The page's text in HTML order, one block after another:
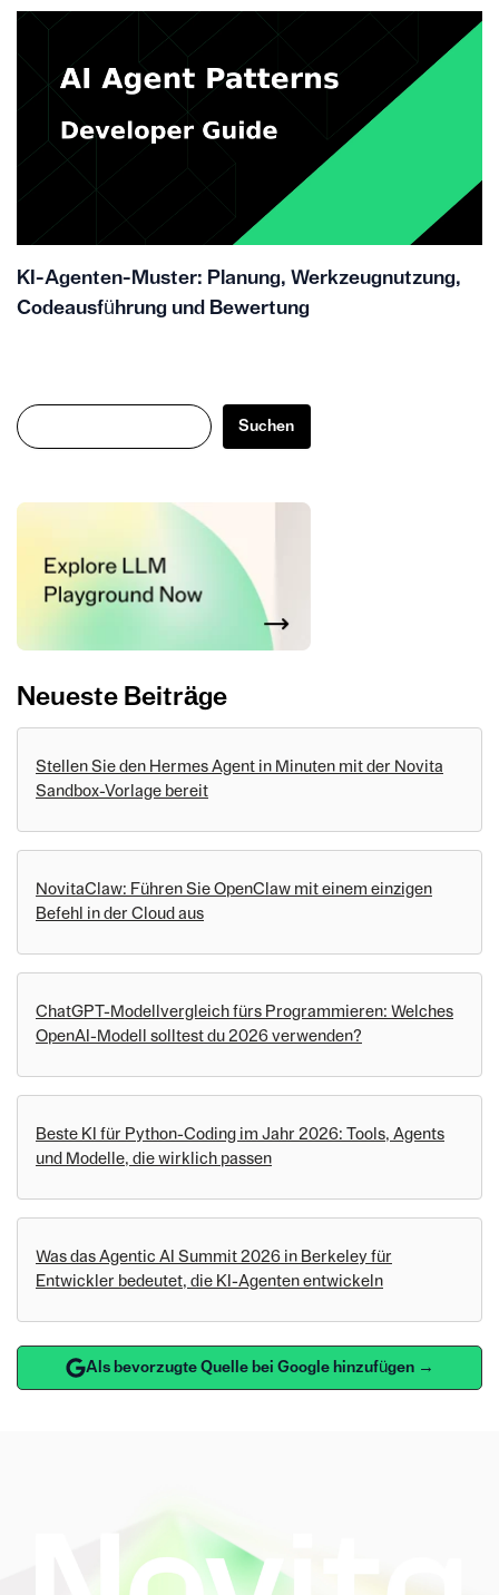
KI-Agenten-Muster: Planung, Werkzeugnutzung,
Codeausführung und Bewertung
Suchen
Suchen
Neueste Beiträge
Stellen Sie den Hermes Agent in Minuten mit der Novita
Sandbox-Vorlage bereit
NovitaClaw: Führen Sie OpenClaw mit einem einzigen
Befehl in der Cloud aus
ChatGPT-Modellvergleich fürs Programmieren: Welches
OpenAI-Modell solltest du 2026 verwenden?
Beste KI für Python-Coding im Jahr 2026: Tools, Agents
und Modelle, die wirklich passen
Was das Agentic AI Summit 2026 in Berkeley für
Entwickler bedeutet, die KI-Agenten entwickeln
Als bevorzugte Quelle bei Google hinzufügen →